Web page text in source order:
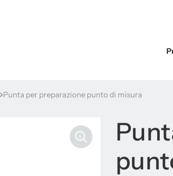
Punta per preparazione punto di misura